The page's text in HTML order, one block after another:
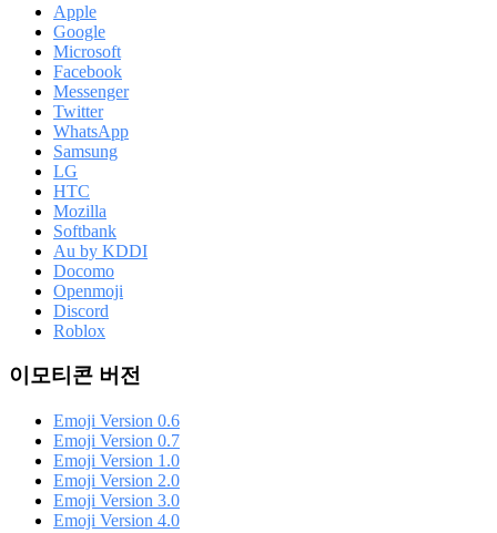
Apple
Google
Microsoft
Facebook
Messenger
Twitter
WhatsApp
Samsung
LG
HTC
Mozilla
Softbank
Au by KDDI
Docomo
Openmoji
Discord
Roblox
이모티콘 버전
Emoji Version 0.6
Emoji Version 0.7
Emoji Version 1.0
Emoji Version 2.0
Emoji Version 3.0
Emoji Version 4.0